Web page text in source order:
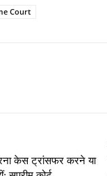
Court
केस ट्रांसफर करने या